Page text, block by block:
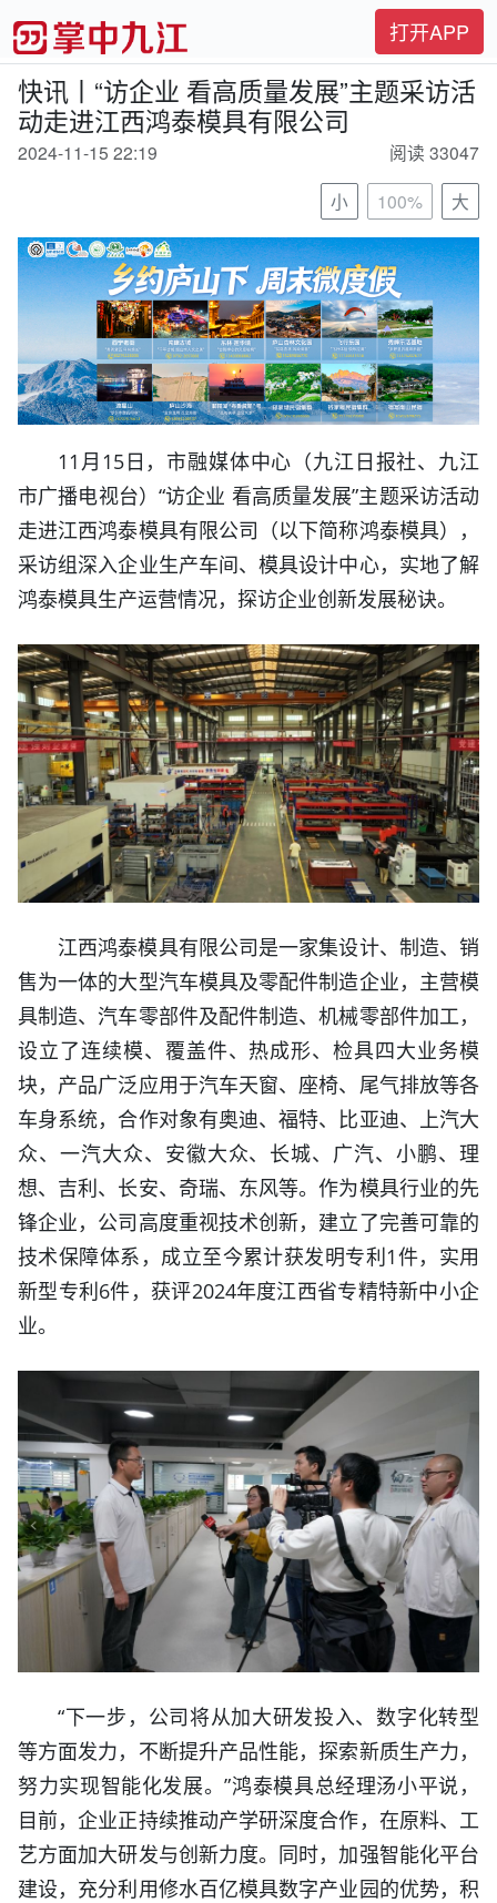
打开APP
快讯丨“访企业 看高质量发展”主题采访活
动走进江西鸿泰模具有限公司
2024-11-15 22:19
阅读 33047
小
100% 大
11月15日，市融媒体中心（九江日报社、九江
市广播电视台）“访企业 看高质量发展”主题采访活动
走进江西鸿泰模具有限公司（以下简称鸿泰模具），
采访组深入企业生产车间、模具设计中心，实地了解
鸿泰模具生产运营情况，探访企业创新发展秘诀。
江西鸿泰模具有限公司是一家集设计、制造、销
售为一体的大型汽车模具及零配件制造企业，主营模
具制造、汽车零部件及配件制造、机械零部件加工，
设立了连续模、覆盖件、热成形、检具四大业务模
块，产品广泛应用于汽车天窗、座椅、尾气排放等各
车身系统，合作对象有奥迪、福特、比亚迪、上汽大
众、一汽大众、安徽大众、长城、广汽、小鹏、理
想、吉利、长安、奇瑞、东风等。作为模具行业的先
锋企业，公司高度重视技术创新，建立了完善可靠的
技术保障体系，成立至今累计获发明专利1件，实用
新型专利6件，获评2024年度江西省专精特新中小企
业。
“下一步，公司将从加大研发投入、数字化转型
等方面发力，不断提升产品性能，探索新质生产力，
努力实现智能化发展。”鸿泰模具总经理汤小平说，
目前，企业正持续推动产学研深度合作，在原料、工
艺方面加大研发与创新力度。同时，加强智能化平台
建设，充分利用修水百亿模具数字产业园的优势，积